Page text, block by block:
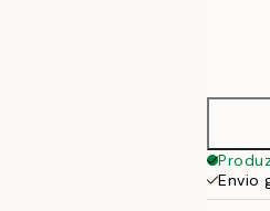
Envio